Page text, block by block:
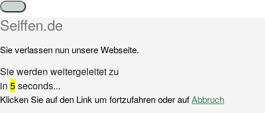
Schließen
Seiffen.de
Sie verlassen nun unsere Webseite.
Sie werden weitergeleitet zu
in 5seconds...
Klicken Sie auf den Link um fortzufahren oder aufAbbruch